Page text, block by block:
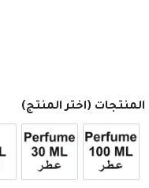
المنتجات (اختر المنتج)
عطر 100ml عطر 30ml